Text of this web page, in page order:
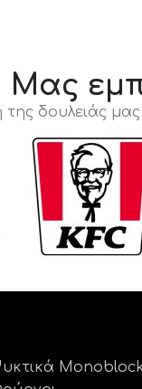
Μας
της δουλειάς μας